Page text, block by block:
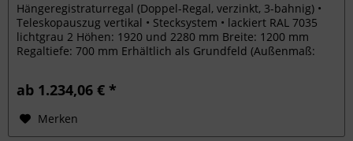
Hängeregistraturregal (Doppel-Regal, verzinkt, 3-bahnig) •
Teleskopauszug vertikal • Stecksystem • lackiert RAL 7035
lichtgrau 2 Höhen: 1920 und 2280 mm Breite: 1200 mm
Regaltiefe: 700 mm Erhältlich als Grundfeld (Außenmaß:
ab 1.234,06 € *
Merken